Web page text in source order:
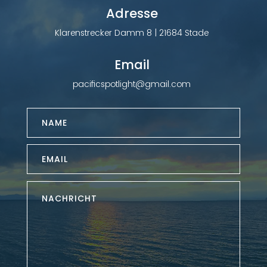
Adresse
Klarenstrecker Damm 8 | 21684 Stade
Email
pacificspotlight@gmail.com